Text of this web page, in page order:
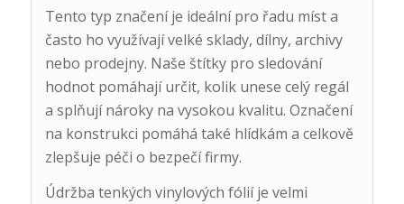
Tento typ značení je ideální pro řadu míst a
často ho využívají velké sklady, dílny, archivy
nebo prodejny. Naše štítky pro sledování
hodnot pomáhají určit, kolik unese celý regál
a splňují nároky na vysokou kvalitu. Označení
na konstrukci pomáhá také hlídkám a celkově
zlepšuje péči o bezpečí firmy.
Údržba tenkých vinylových fólií je velmi